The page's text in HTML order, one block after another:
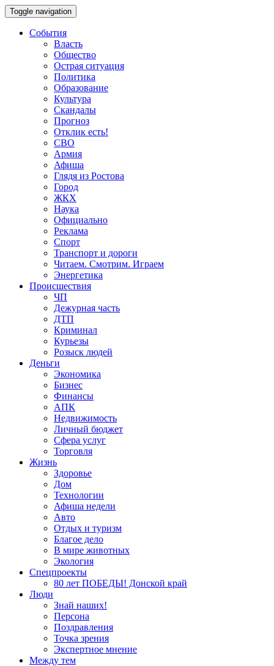
Toggle navigation
События
Власть
Общество
Острая ситуация
Политика
Образование
Культура
Скандалы
Прогноз
Отклик есть!
СВО
Армия
Афиша
Глядя из Ростова
Город
ЖКХ
Наука
Официально
Реклама
Спорт
Транспорт и дороги
Читаем. Смотрим. Играем
Энергетика
Происшествия
ЧП
Дежурная часть
ДТП
Криминал
Курьезы
Розыск людей
Деньги
Экономика
Бизнес
Финансы
АПК
Недвижимость
Личный бюджет
Сфера услуг
Торговля
Жизнь
Здоровье
Дом
Технологии
Афиша недели
Авто
Отдых и туризм
Благое дело
В мире животных
Экология
Спецпроекты
80 лет ПОБЕДЫ! Донской край
Люди
Знай наших!
Персона
Поздравления
Точка зрения
Экспертное мнение
Между тем